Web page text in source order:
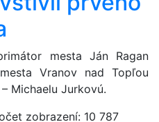
mesta Ján Ragan
Vranov nad Topľou
Michaelu Jurkovú.
zobrazení: 10 787